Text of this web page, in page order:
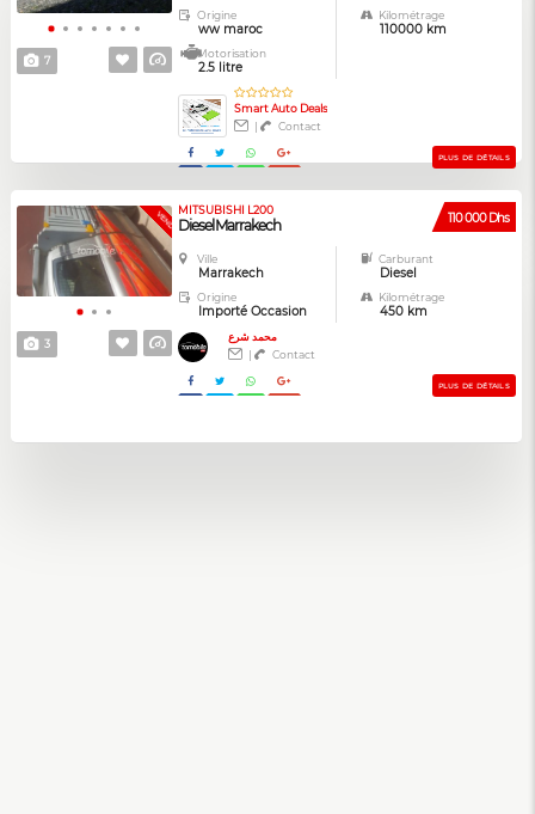
7
Origine
ww maroc
Kilométrage
110000 km
Motorisation
2.5 litre
Smart Auto Deals
|
Contact
PLUS DE DÉTAILS
3
VENDUE 110 000 Dhs
MITSUBISHI L200
Diesel Marrakech
Ville
Marrakech
Carburant
Diesel
Origine
Importé Occasion
Kilométrage
450 km
محمد شرع
|
Contact
PLUS DE DÉTAILS